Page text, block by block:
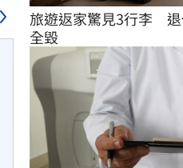
旅遊返家驚見3行李　
全毀